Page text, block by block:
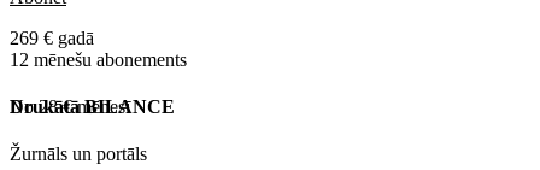
269 € gadā
12 mēnešu abonements
No 28 € mēnesī
Drukātā BILANCE
Žurnāls un portāls